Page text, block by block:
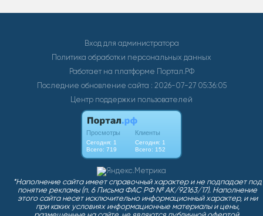
Вход для администратора
Политика обработки персональных данных
Работает на платформе Портал.РФ
Последние обновление сайта : 2026-07-27 05:36:05
Центр поддержки пользователей